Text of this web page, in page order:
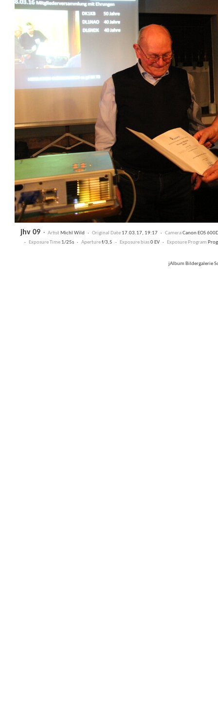
jhv 09· ArtistMichl Wild · Original Date17.03.17, 19:17 · CameraCanon EOS
·
Exposure Time1/25s · Aperturef/3,5 · Exposure bias0 EV · Exposure Program
jAlbum Bildergalerie